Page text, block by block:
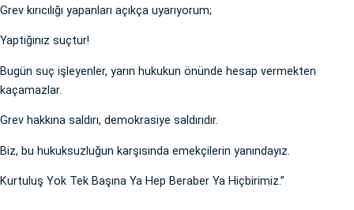
Grev kırıcılığı yapanları açıkça uyarıyorum;
Yaptığınız suçtur!
Bugün suç işleyenler, yarın hukukun önünde hesap vermekten
kaçamazlar.
Grev hakkına saldırı, demokrasiye saldırıdır.
Biz, bu hukuksuzluğun karşısında emekçilerin yanındayız.
Kurtuluş Yok Tek Başına Ya Hep Beraber Ya Hiçbirimiz.”